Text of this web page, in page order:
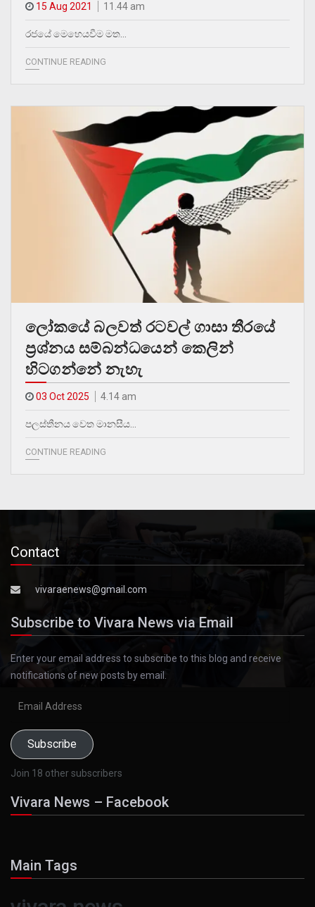
15 Aug 2021 11.44 am
රජයේ මෙහෙයවීම මත…
CONTINUE READING
ලෝකයේ බලවත් රටවල් ගාසා තීරයේ
ප්‍රශ්නය සම්බන්ධයෙන් කෙලින්
හිටගන්නේ නැහැ
03 Oct 2025 4.14 am
පලස්තීනය වෙත මානසීය…
CONTINUE READING
Contact
vivaraenews@gmail.com
Subscribe to Vivara News via Email
Enter your email address to subscribe to this blog and receive
notifications of new posts by email.
Subscribe
Join 18 other subscribers
Vivara News – Facebook
Main Tags